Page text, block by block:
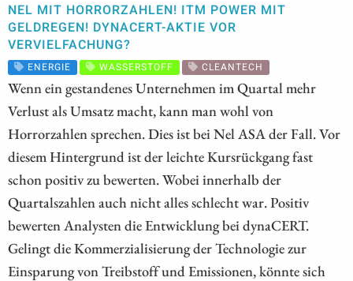
NEL MIT HORRORZAHLEN! ITM POWER MIT
GELDREGEN! DYNACERT-AKTIE VOR
VERVIELFACHUNG?
ENERGIE WASSERSTOFF CLEANTECH
Wenn ein gestandenes Unternehmen im Quartal mehr
Verlust als Umsatz macht, kann man wohl von
Horrorzahlen sprechen. Dies ist bei Nel ASA der Fall. Vor
diesem Hintergrund ist der leichte Kursrückgang fast
schon positiv zu bewerten. Wobei innerhalb der
Quartalszahlen auch nicht alles schlecht war. Positiv
bewerten Analysten die Entwicklung bei dynaCERT.
Gelingt die Kommerzialisierung der Technologie zur
Einsparung von Treibstoff und Emissionen, könnte sich